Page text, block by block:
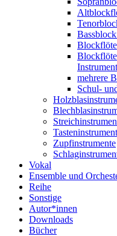
mehrere
Schul-
Zupfinstrumente
Vokal
Ensemble und
Reihe
Sonstige
Autor*innen
Downloads
Bücher